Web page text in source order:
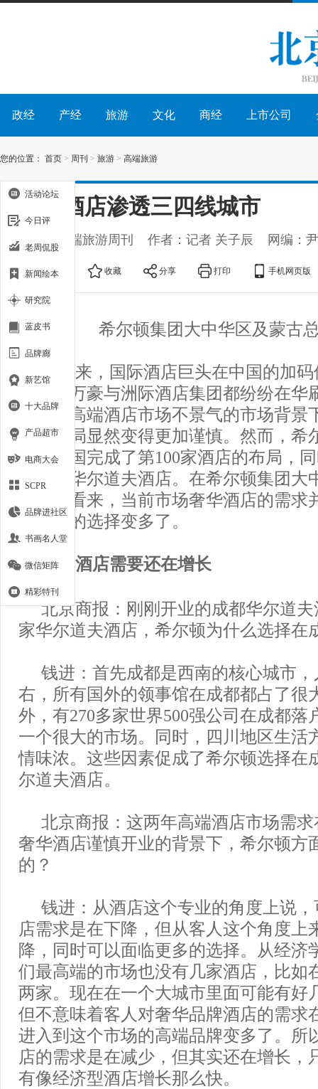
政经 产经 旅游 文化 商经 上市公司
您的位置： 首页 > 周刊 > 旅游 > 高端旅游
高端酒店渗透三四线城市
出处：高端旅游周刊 作者：记者 关子辰 网编：
大 中 收藏 分享 打印 手机网页版
希尔顿集团大中华区及蒙古
今年来，国际酒店巨头在中国的加
阶段，万豪与洲际酒店集团都纷纷在华
在当前高端酒店市场不景气的市场背景
场的布局显然变得更加谨慎。然而，希
仅在中国完成了第100家酒店的布局，
第三家华尔道夫酒店。在希尔顿集团大
裁钱进看来，当前市场奢华酒店的需求
是游客的选择变多了。
高端酒店需要还在增长
北京商报：刚刚开业的成都华尔道
家华尔道夫酒店，希尔顿为什么选择在
钱进：首先成都是西南的核心城市，
右，所有国外的领事馆在成都都占了很
外，有270多家世界500强公司在成都落
一个很大的市场。同时，四川地区生活
情味浓。这些因素促成了希尔顿选择在
尔道夫酒店。
北京商报：这两年高端酒店市场需
奢华酒店谨慎开业的背景下，希尔顿方
的？
钱进：从酒店这个专业的角度上说
店需求是在下降，但从客人这个角度上
降，同时可以面临更多的选择。从经济
们最高端的市场也没有几家酒店，比如
两家。现在在一个大城市里面可能有好
但不意味着客人对奢华品牌酒店的需求
进入到这个市场的高端品牌变多了。所
店的需求是在减少，但其实还在增长，
有像经济型酒店增长那么快。
活动论坛
今日评
老周侃股
新闻绘本
研究院
蓝皮书
品牌廊
新艺馆
十大品牌
产品超市
电商大会
SCPR
品牌进社区
书画名人堂
微信矩阵
精彩特刊